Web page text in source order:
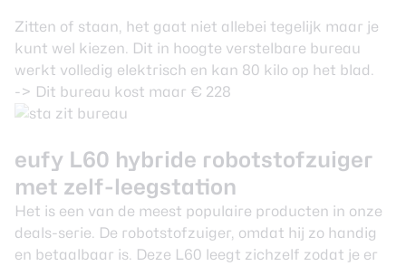
Zitten of staan, het gaat niet allebei tegelijk maar je
kunt wel kiezen. Dit in hoogte verstelbare bureau
werkt volledig elektrisch en kan 80 kilo op het blad.
-> Dit bureau kost maar € 228
eufy L60 hybride robotstofzuiger
met zelf-leegstation
Het is een van de meest populaire producten in onze
deals-serie. De robotstofzuiger, omdat hij zo handig
en betaalbaar is. Deze L60 leegt zichzelf zodat je er